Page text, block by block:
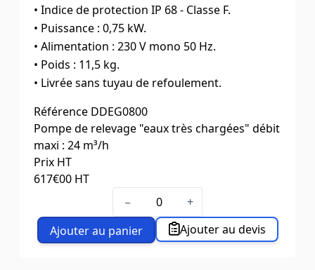
• Indice de protection IP 68 - Classe F.
• Puissance : 0,75 kW.
• Alimentation : 230 V mono 50 Hz.
• Poids : 11,5 kg.
• Livrée sans tuyau de refoulement.
Référence DDEG0800
Pompe de relevage "eaux très chargées" débit
maxi : 24 m³/h
Prix HT
617€00 HT
−
+
Ajouter au panier
Ajouter au devis